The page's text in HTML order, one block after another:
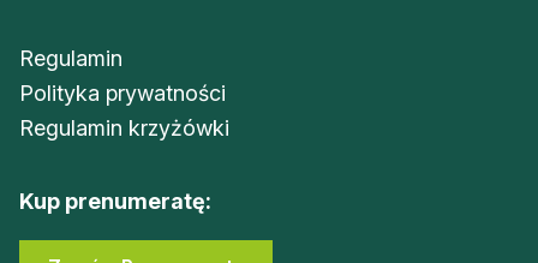
Regulamin
Polityka prywatności
Regulamin krzyżówki
Kup prenumeratę: